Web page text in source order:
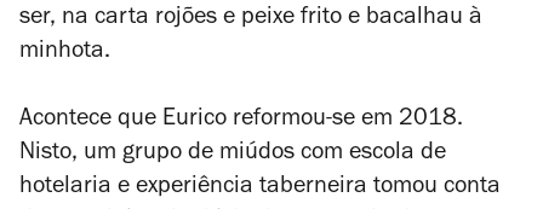
ser, na carta rojões e peixe frito e bacalhau à
minhota.
Acontece que Eurico reformou-se em 2018.
Nisto, um grupo de miúdos com escola de
hotelaria e experiência taberneira tomou conta